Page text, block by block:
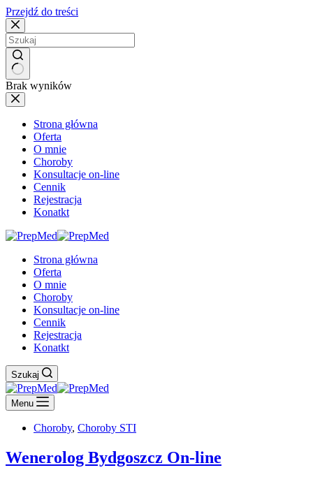
Przejdź do treści
Brak wyników
Strona główna
Oferta
O mnie
Choroby
Konsultacje on-line
Cennik
Rejestracja
Konatkt
Strona główna
Oferta
O mnie
Choroby
Konsultacje on-line
Cennik
Rejestracja
Konatkt
Szukaj
Menu
Choroby, Choroby STI
Wenerolog Bydgoszcz On-line